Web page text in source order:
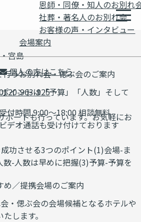
恩師・同僚・知人のお別れ
社葬・著名人のお別れ会
お客様の声・インタビュー
会場案内
個人の方はこちら
963-925
受付時間 9:00～18:00 相談無料
ビデオ通話も受け付けております
宮島
行うお別れ会・偲ぶ会のご案内
イントは「予算」「人数」そして
ートも行っています。お気軽にお
め／提携会場のご案内
・偲ぶ会の会場候補となるホテルや
します。